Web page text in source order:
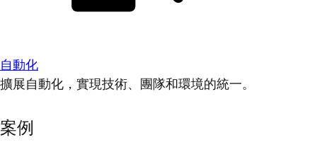
自動化
擴展自動化，實現技術、團隊和環境的統一。
案例